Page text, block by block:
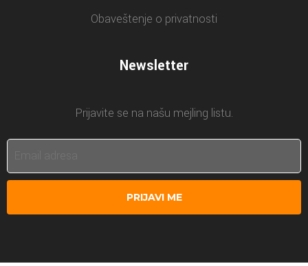
Obaveštenje o privatnosti
Newsletter
Prijavite se na našu mejling listu.
PRIJAVI ME